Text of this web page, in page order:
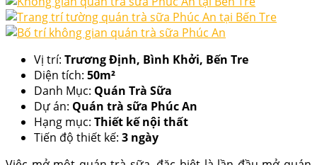
Vị trí: Trương Định, Bình Khởi, Bến Tre
Diện tích: 50m²
Danh Mục: Quán Trà Sữa
Dự án: Quán trà sữa Phúc An
Hạng mục: Thiết kế nội thất
Tiến độ thiết kế: 3 ngày